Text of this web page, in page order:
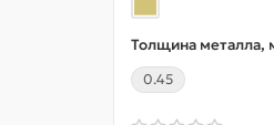
Толщина металла,
0.45